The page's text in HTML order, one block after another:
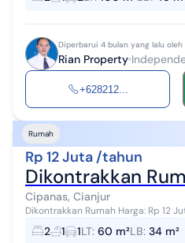
Diperbarui 4 bulan yang lalu oleh
Rian Property
+628212...
Rumah
Rp 12 Juta /tahun
Dikontrakkan
Cipanas, Cianjur
Dikontrakkan Rumah Harga: Rp 12
Fasilitas: 2 Kamar Tidur Dapur
(Masuk Mobil) 5 meni...
2 1 1LT: 60 m²LB: 34 m²